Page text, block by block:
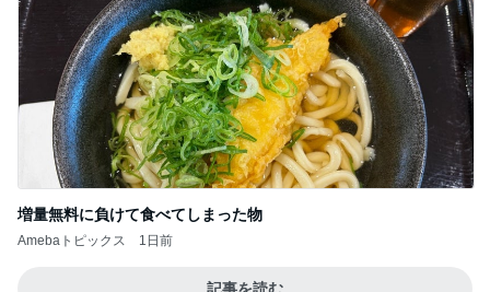
増量無料に負けて食べてしまった物
Amebaトピックス 1日前